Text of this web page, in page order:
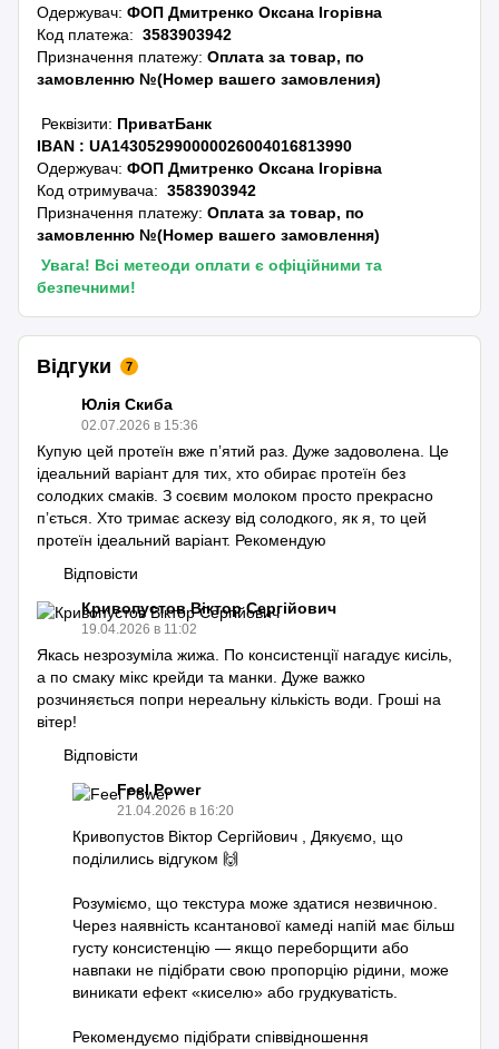
Одержувач:ФОП Дмитренко Оксана Ігорівна
Код платежа:3583903942
Призначення платежу:Оплата за товар, по
замовленню №(Номер вашего замовления)
Реквізити: ПриватБанк
IBAN : UA143052990000026004016813990
Одержувач:ФОП Дмитренко Оксана Ігорівна
Код отримувача:3583903942
Призначення платежу:Оплата за товар, по
замовленню №(Номер вашего замовлення)
Увага! Всі метеоди оплати є офіційними та
безпечними!
Відгуки 7
Юлія Скиба
02.07.2026 в 15:36
Купую цей протеїн вже пʼятий раз. Дуже задоволена. Це
ідеальний варіант для тих, хто обирає протеїн без
солодких смаків. З соєвим молоком просто прекрасно
пʼється. Хто тримає аскезу від солодкого, як я, то цей
протеїн ідеальний варіант. Рекомендую
Відповісти
Кривопустов Віктор Сергійович
19.04.2026 в 11:02
Якась незрозуміла жижа. По консистенції нагадує кисіль,
а по смаку мікс крейди та манки. Дуже важко
розчиняється попри нереальну кількість води. Гроші на
вітер!
Відповісти
Feel Power
21.04.2026 в 16:20
Кривопустов Віктор Сергійович , Дякуємо, що
поділились відгуком 🙌
Розуміємо, що текстура може здатися незвичною.
Через наявність ксантанової камеді напій має більш
густу консистенцію — якщо переборщити або
навпаки не підібрати свою пропорцію рідини, може
виникати ефект «киселю» або грудкуватість.
Рекомендуємо підібрати співвідношення